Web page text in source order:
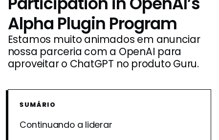
Alpha Plugin Program
Estamos muito animados em anunciar
nossa parceria com a OpenAI para
aproveitar o ChatGPT no produto Guru.
SUMÁRIO
Continuando a liderar